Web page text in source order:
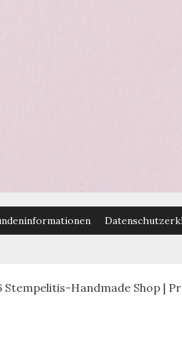
Handmade Shop |